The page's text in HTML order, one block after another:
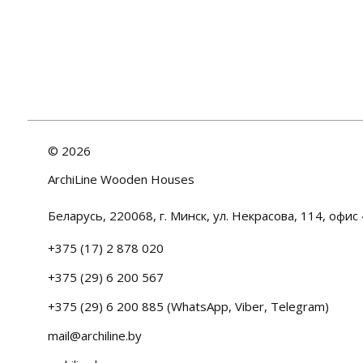
© 2026
ArchiLine Wooden Houses
Беларусь, 220068, г. Минск, ул. Некрасова, 114, офис
+375 (17) 2 878 020
+375 (29) 6 200 567
+375 (29) 6 200 885 (WhatsApp, Viber, Telegram)
mail@archiline.by